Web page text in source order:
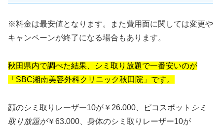
※料金は最安値となります。また費用面に関しては変更や
キャンペーンが終了になる場合もあります。
秋田県内で調べた結果、シミ取り放題で一番安いのが
「SBC湘南美容外科クリニック秋田院」です。
顔のシミ取りレーザー10が￥26.000、ピコスポット シミ
取り放題が￥63.000、身体のシミ取りレーザー10が